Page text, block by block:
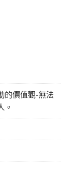
的價值觀-無法
。